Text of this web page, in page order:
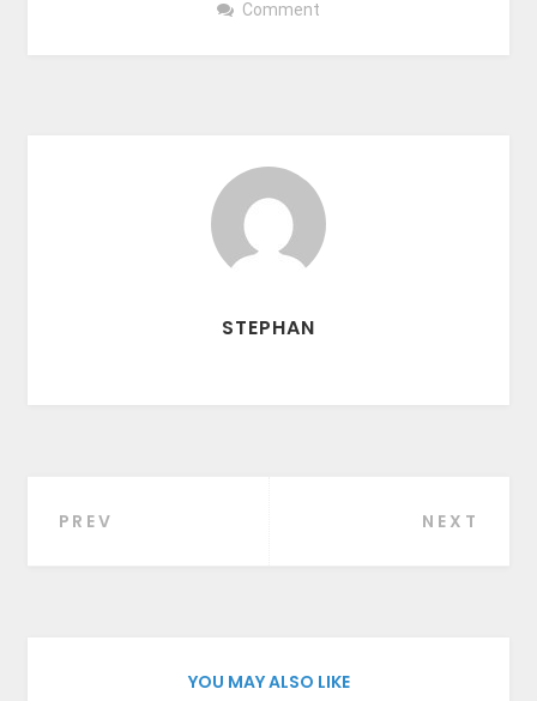
Comment
STEPHAN
Beitragsnavigation
PREV NEXT
YOU MAY ALSO LIKE